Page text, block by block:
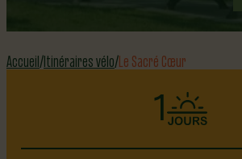
Accueil Itinéraires vélo Le Sacré Cœur
1